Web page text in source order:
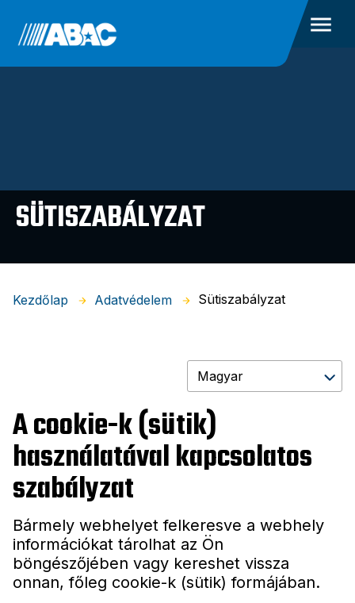
SÜTISZABÁLYZAT
Kezdőlap Adatvédelem Sütiszabályzat
A cookie-k (sütik)
használatával kapcsolatos
szabályzat
Bármely webhelyet felkeresve a webhely
információkat tárolhat az Ön
böngészőjében vagy kereshet vissza
onnan, főleg cookie-k (sütik) formájában.